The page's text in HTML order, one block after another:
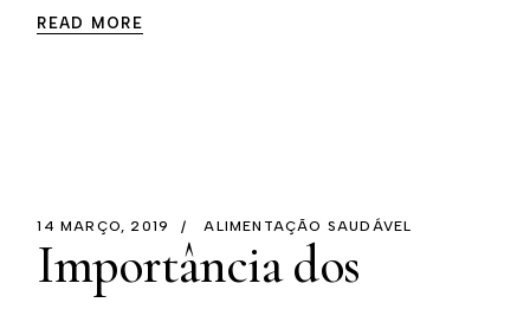
READ MORE
14 MARÇO, 2019 ALIMENTAÇÃO SAUDÁVEL
Importância dos